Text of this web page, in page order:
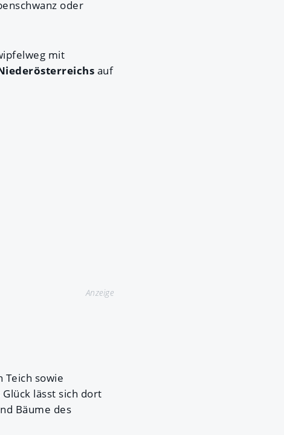
oder
mit
auf
Anzeige
Teich sowie
lässt sich dort
Bäume des